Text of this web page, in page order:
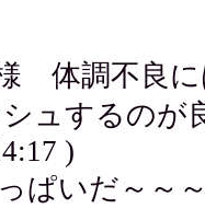
体調不良に
ュするのが
)
ぱいだ～～